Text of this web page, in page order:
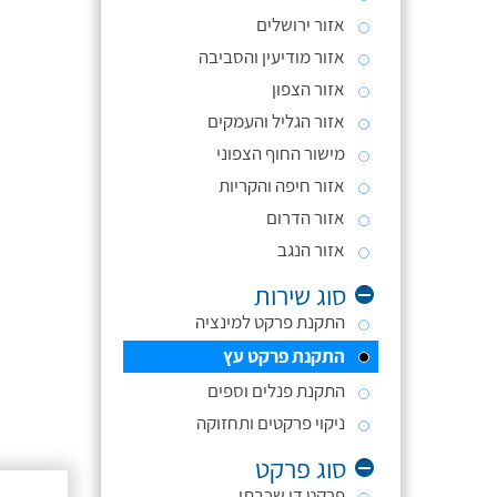
אזור ירושלים
אזור מודיעין והסביבה
אזור הצפון
אזור הגליל והעמקים
מישור החוף הצפוני
אזור חיפה והקריות
אזור הדרום
אזור הנגב
סוג שירות
התקנת פרקט למינציה
התקנת פרקט עץ
התקנת פנלים וספים
ניקוי פרקטים ותחזוקה
סוג פרקט